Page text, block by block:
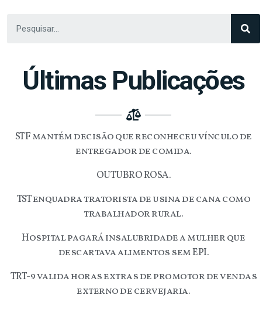
Últimas Publicações
STF mantém decisão que reconheceu vínculo de
entregador de comida.
OUTUBRO ROSA.
TST enquadra tratorista de usina de cana como
trabalhador rural.
Hospital pagará insalubridade a mulher que
descartava alimentos sem EPI.
TRT-9 valida horas extras de promotor de vendas
externo de cervejaria.